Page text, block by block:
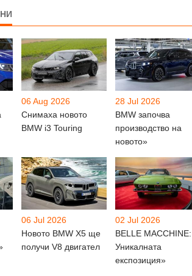
06 Aug 2026
Снимаха новото
BMW i3 Touring
28 Jul 2026
BMW започва
производство на
новото»
06 Jul 2026
Новото BMW X5 ще
получи V8 двигател
02 Jul 2026
BELLE MACCHINE:
Уникалната
експозиция»